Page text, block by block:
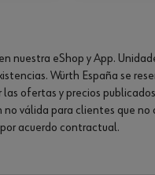
nuestra eShop y App.
Würth España se
las ofertas y precios
no válida para clientes que no
acuerdo contractual.